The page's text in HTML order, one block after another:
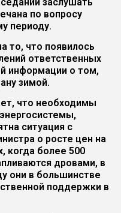
по вопросу
периоду.
то, что появилось
ответственных
информации о том,
зимой.
что необходимы
ситуация с
о росте цен на
когда более 500
дровами, в
они в большинстве
поддержки в